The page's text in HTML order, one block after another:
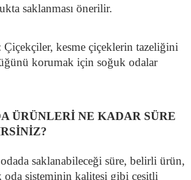
saklanması önerilir.
kesme çiçeklerin tazeliğini
korumak için soğuk odalar
ÜRÜNLERİ NE KADAR SÜRE
saklanabileceği süre, belirli ürün,
oda sisteminin kalitesi gibi çeşitli